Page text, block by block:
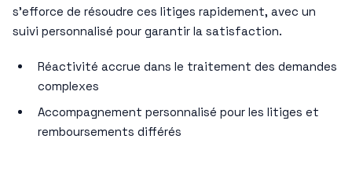
s’efforce de résoudre ces litiges rapidement, avec un
suivi personnalisé pour garantir la satisfaction.
Réactivité accrue dans le traitement des demandes
complexes
Accompagnement personnalisé pour les litiges et
remboursements différés